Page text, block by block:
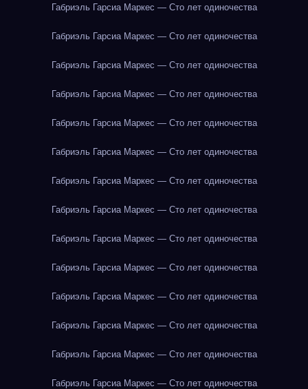
Габриэль Гарсиа Маркес — Сто лет одиночества
Габриэль Гарсиа Маркес — Сто лет одиночества
Габриэль Гарсиа Маркес — Сто лет одиночества
Габриэль Гарсиа Маркес — Сто лет одиночества
Габриэль Гарсиа Маркес — Сто лет одиночества
Габриэль Гарсиа Маркес — Сто лет одиночества
Габриэль Гарсиа Маркес — Сто лет одиночества
Габриэль Гарсиа Маркес — Сто лет одиночества
Габриэль Гарсиа Маркес — Сто лет одиночества
Габриэль Гарсиа Маркес — Сто лет одиночества
Габриэль Гарсиа Маркес — Сто лет одиночества
Габриэль Гарсиа Маркес — Сто лет одиночества
Габриэль Гарсиа Маркес — Сто лет одиночества
Габриэль Гарсиа Маркес — Сто лет одиночества